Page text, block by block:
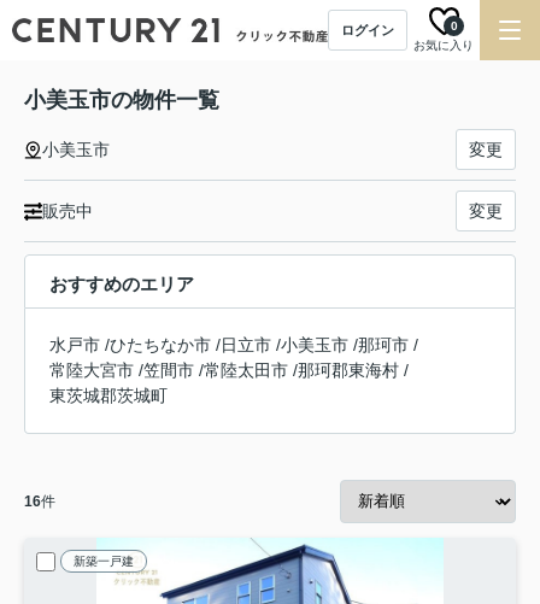
ログイン
お気に入り
0
小美玉市の物件一覧
小美玉市 変更
販売中 変更
おすすめのエリア
水戸市 /ひたちなか市 /日立市 /小美玉市 /那珂市 /
常陸大宮市 /笠間市 /常陸太田市 /那珂郡東海村 /
東茨城郡茨城町
16件
新築一戸建